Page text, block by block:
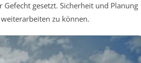
gesetzt. Sicherheit und Planung
zu können.